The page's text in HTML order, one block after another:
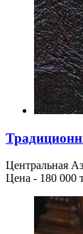
Центральная
Цена - 180 000